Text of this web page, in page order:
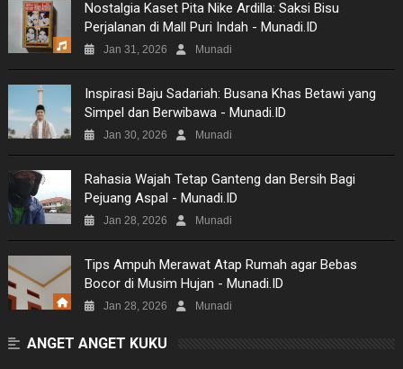
MOVIES
MUSIC
PICTURES
SITEMAP
Nostalgia Kaset Pita Nike Ardilla: Saksi Bisu
Perjalanan di Mall Puri Indah - Munadi.ID
Jan 31, 2026 Munadi
Inspirasi Baju Sadariah: Busana Khas Betawi yang
Simpel dan Berwibawa - Munadi.ID
Jan 30, 2026 Munadi
Rahasia Wajah Tetap Ganteng dan Bersih Bagi
Pejuang Aspal - Munadi.ID
Jan 28, 2026 Munadi
Tips Ampuh Merawat Atap Rumah agar Bebas
Bocor di Musim Hujan - Munadi.ID
Jan 28, 2026 Munadi
ANGET ANGET KUKU